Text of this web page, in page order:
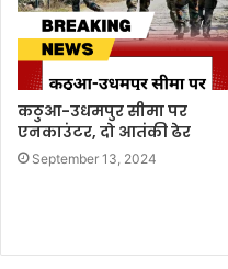
कठुआ-उधमपुर सीमा पर
एनकाउंटर, दो आतंकी ढेर
September 13, 2024